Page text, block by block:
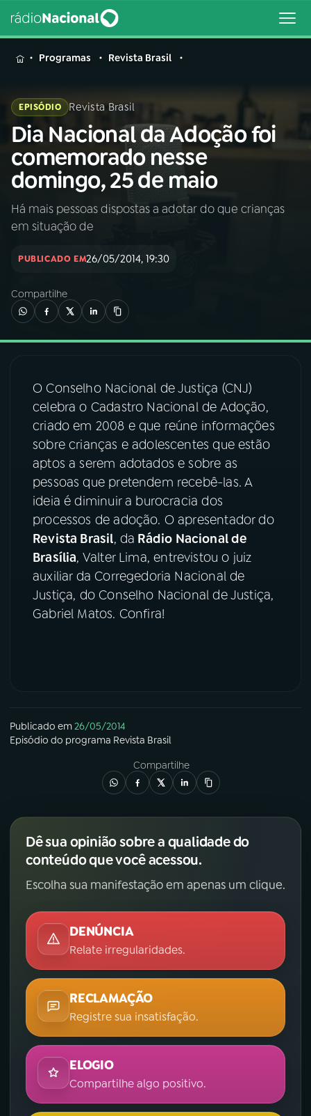
MENU
Buscar
na
Rádio
Nacional
Buscar
AO VIVO
INÍCIO
02A RÁDIO
03PROGRAMAÇÃO
04PROGRAMAS
PODCASTS
06VIDEOCASTS
08 FESTIVAL DE MÚSICA
ACOMPANHE A RÁDIO NACIONAL
TikTok
Programas Revista Brasil
EPISÓDIO Revista Brasil
Dia Nacional da Adoção foi
comemorado nesse
domingo, 25 de maio
Há mais pessoas dispostas a adotar do que crianças
em situação de
PUBLICADO EM26/05/2014, 19:30
Compartilhe
O Conselho Nacional de Justiça (CNJ)
celebra o Cadastro Nacional de Adoção,
criado em 2008 e que reúne informações
sobre crianças e adolescentes que estão
aptos a serem adotados e sobre as
pessoas que pretendem recebê-las. A
ideia é diminuir a burocracia dos
processos de adoção. O apresentador do
Revista Brasil, da Rádio Nacional de
Brasília, Valter Lima, entrevistou o juiz
auxiliar da Corregedoria Nacional de
Justiça, do Conselho Nacional de Justiça,
Gabriel Matos. Confira!
Publicado em26/05/2014
Episódio do programa Revista Brasil
Compartilhe
Dê sua opinião sobre a qualidade do
conteúdo que você acessou.
Escolha sua manifestação em apenas um clique.
DENÚNCIA
Relate irregularidades.
RECLAMAÇÃO
Registre sua insatisfação.
ELOGIO
Compartilhe algo positivo.